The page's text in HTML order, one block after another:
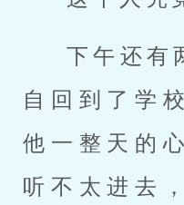
下午还有
自回到了学
他一整天的
听不太进去